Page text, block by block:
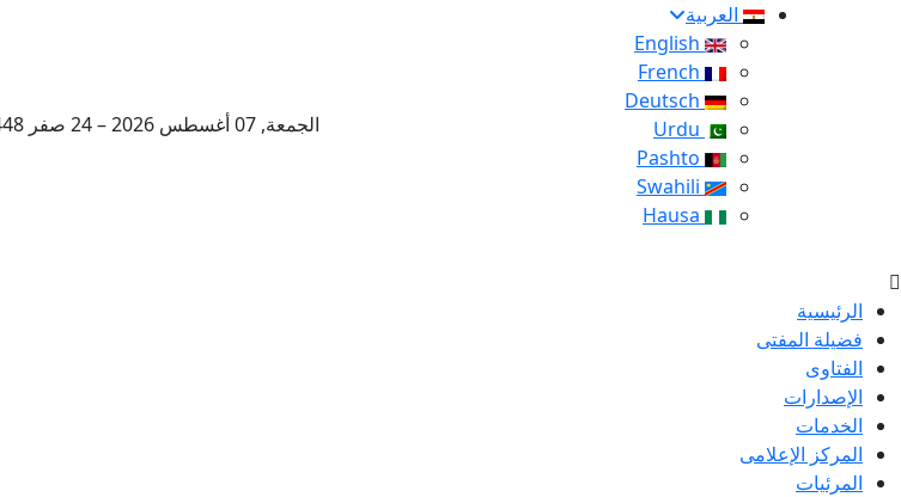
العربية
الجمعة, 07 أغسطس 2026 – 24 صفر 1448 هـ
الرئيسية
فضيلة المفتى
الفتاوى
الإصدارات
الخدمات
المركز الإعلامى
المرئيات